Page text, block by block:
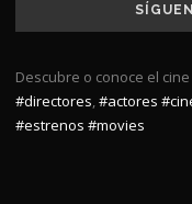
Descubre o conoce el
#directores,#actores
#estrenos #movies